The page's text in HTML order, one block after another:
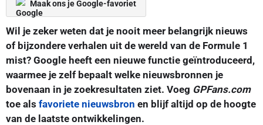
Maak ons je Google-favoriet
Wil je zeker weten dat je nooit meer belangrijk nieuws
of bijzondere verhalen uit de wereld van de Formule 1
mist? Google heeft een nieuwe functie geïntroduceerd,
waarmee je zelf bepaalt welke nieuwsbronnen je
bovenaan in je zoekresultaten ziet. Voeg GPFans.com
toe als favoriete nieuwsbron en blijf altijd op de hoogte
van de laatste ontwikkelingen.